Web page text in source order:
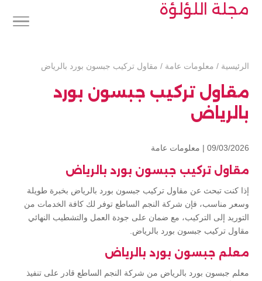
مجلة اللؤلؤة
الرئيسية / معلومات عامة / مقاول تركيب جبسون بورد بالرياض
مقاول تركيب جبسون بورد
بالرياض
09/03/2026 | معلومات عامة
مقاول تركيب جبسون بورد بالرياض
إذا كنت تبحث عن مقاول تركيب جبسون بورد بالرياض بخبرة طويلة
وسعر مناسب، فإن شركة النجم الساطع توفر لك كافة الخدمات من
التوريد إلى التركيب، مع ضمان على جودة العمل والتشطيب النهائي
مقاول تركيب جبسون بورد بالرياض.
معلم جبسون بورد بالرياض
معلم جبسون بورد بالرياض من شركة النجم الساطع قادر على تنفيذ